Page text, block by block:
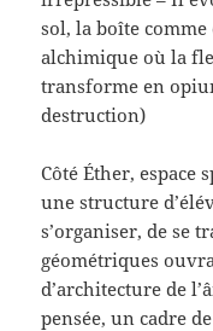
sol, la boîte
alchimique où la
transforme en
destruction)
Côté Éther,
une structure
s’organiser, de se
géométriques
d’architecture de
pensée, un cadre